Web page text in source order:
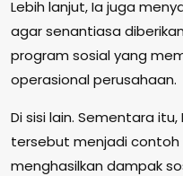
Lebih lanjut, Ia juga
agar senantiasa
program sosial yang
operasional perusahaan.
Di sisi lain. Sementara
tersebut menjadi
menghasilkan dampak